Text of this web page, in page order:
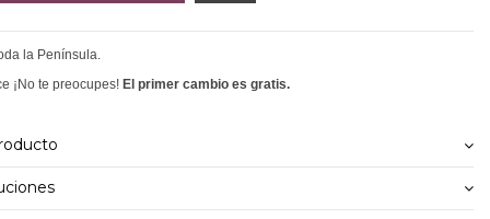
la Península.
¡No te preocupes! El primer cambio es gratis.